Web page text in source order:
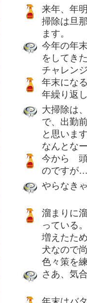
来年、年
掃除は旦
ます。
今年の年
をしてき
チャレン
年末にな
年繰り返
大掃除は
で、出勤
と思いま
なんとな
今から 頭
のですが
やらなき
溜まりに
っている
増えたた
犬なので
色々策を
さあ、気